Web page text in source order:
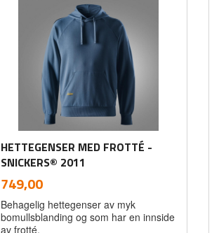
HETTEGENSER MED FROTTÉ -
SNICKERS® 2011
Pris
749,00mva.
Behagelig hettegenser av myk
bomullsblanding og som har en innside
av frotté.